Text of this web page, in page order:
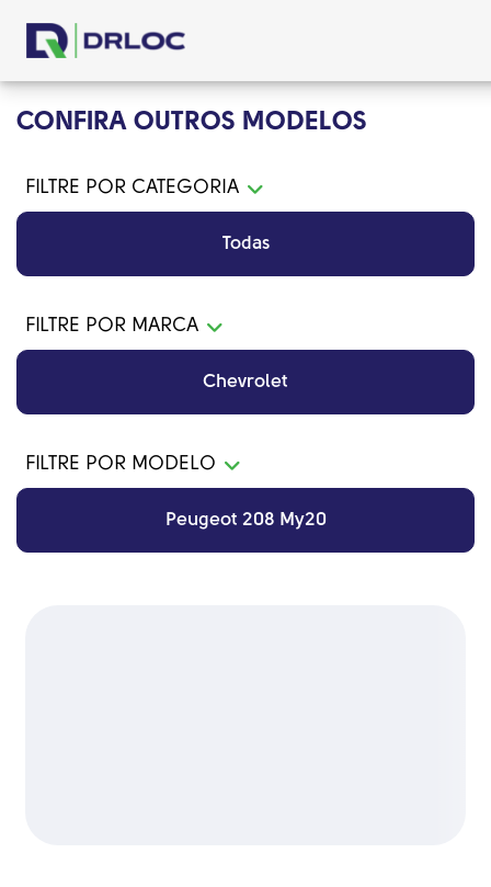
CONFIRA OUTROS MODELOS
FILTRE POR CATEGORIA
Todas
FILTRE POR MARCA
Chevrolet
FILTRE POR MODELO
Peugeot 208 My20